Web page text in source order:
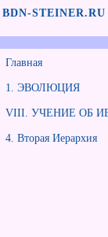
BDN-STEINER.RU
Главная
1. ЭВОЛЮЦИЯ
VIII. УЧЕНИЕ ОБ
4. Вторая Иерархия